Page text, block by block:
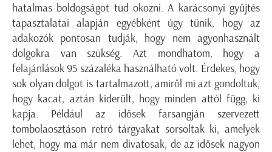
hatalmas boldogságot tud okozni. A karácsonyi gyűjtés
tapasztalatai alapján egyébként úgy tűnik, hogy az
adakozók pontosan tudják, hogy nem agyonhasznált
dolgokra van szükség. Azt mondhatom, hogy a
felajánlások 95 százaléka használható volt. Érdekes, hogy
sok olyan dolgot is tartalmazott, amiről mi azt gondoltuk,
hogy kacat, aztán kiderült, hogy minden attól függ, ki
kapja. Például az idősek farsangján szervezett
tombolaosztáson retró tárgyakat sorsoltak ki, amelyek
lehet, hogy ma már nem divatosak, de az idősek nagyon